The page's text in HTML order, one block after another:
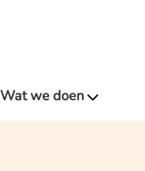
Wat we doen